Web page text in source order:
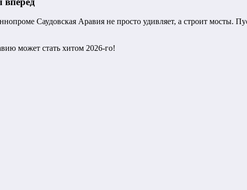
Саудовская Аравия не просто удивляет, а строит мосты.
может стать хитом 2026-го!